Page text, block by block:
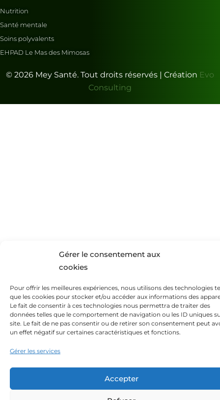
Gérer le consentement aux
cookies
Pour offrir les meilleures expériences, nous utilisons des technologies
que les cookies pour stocker et/ou accéder aux informations des
Le fait de consentir à ces technologies nous permettra de traiter des
données telles que le comportement de navigation ou les ID uniques
site. Le fait de ne pas consentir ou de retirer son consentement peut
un effet négatif sur certaines caractéristiques et fonctions.
Gérer les services
Accepter
Nutrition
Santé mentale
Soins polyvalents
EHPAD Le Mas des Mimosas
© 2026 Mey Santé. Tout droits réservés | Création Evo
Consulting